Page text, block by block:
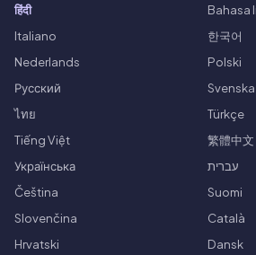
हिंदी
Bahasa
Italiano
한국어
Nederlands
Polski
Русский
Svenska
ไทย
Türkçe
Tiếng Việt
繁體中文
Українська
עברית
Čeština
Suomi
Slovenčina
Català
Hrvatski
Dansk